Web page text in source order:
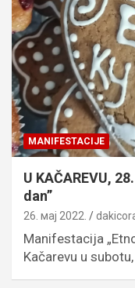
MANIFESTACIJE
U KAČAREVU,
dan”
26. мај 2022.
Manifestacija
Kačarevu u